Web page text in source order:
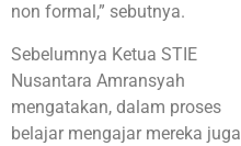
non formal,” sebutnya.
Sebelumnya Ketua STIE
Nusantara Amransyah
mengatakan, dalam proses
belajar mengajar mereka juga